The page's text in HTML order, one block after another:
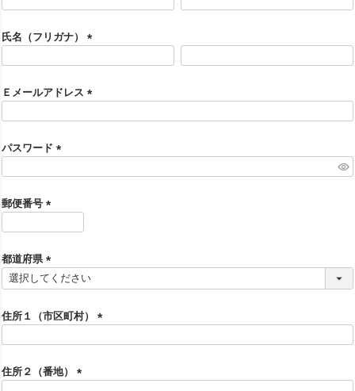
須
)
氏名（フリガナ）
須
)
Ｅメールアドレス
)
パスワード
)
郵便番号
須
)
都道府県
(
須
)
住所１（市区町村）
)
住所２（番地）